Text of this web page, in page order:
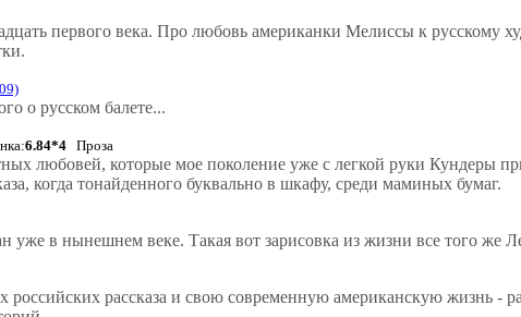
первого века. Про любовь американки Мелиссы к
о русском балете...
6.84*4 Проза
любовей, которые мое поколение уже с легкой руки
когда тонайденного буквально в шкафу, среди маминых бумаг.
уже в нынешнем веке. Такая вот зарисовка из жизни все того же
российских рассказа и свою современную американскую жизнь -